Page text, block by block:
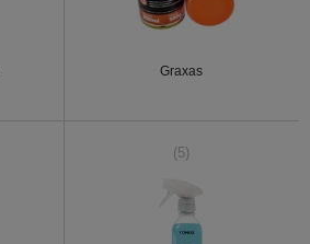
Graxas
(5)